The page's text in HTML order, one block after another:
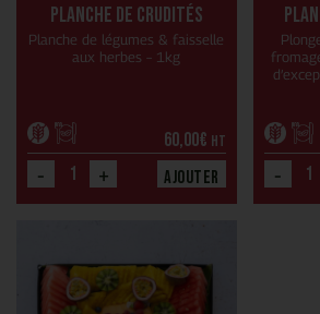
Planche de crudités
Planche de légumes & faisselle
aux herbes – 1kg
60,00€ HT
- + Ajouter -